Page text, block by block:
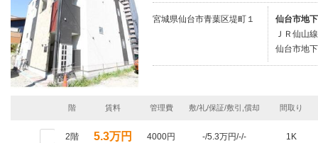
宮城県仙台市青葉区堤町１
仙台市地
ＪＲ仙山
仙台市地
階 賃料 管理費 敷/礼/保証/敷引,償却 間取り
2階 5.3万円 4000円 -/5.3万円/-/- 1K